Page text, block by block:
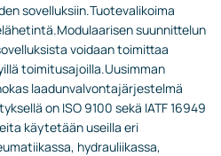
sovelluksiin.Tuotevalikoima
suunnittelun
voidaan toimittaa
toimitusajoilla.Uusimman
laadunvalvontajärjestelmä
on ISO 9100 sekä IATF 16949
käytetään useilla eri
hydrauliikassa,